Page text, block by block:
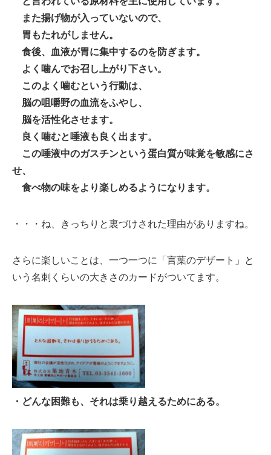
また揚げ物が入っていないので、
胃もたれがしません。
食後、血液が胃に集中するのを防ぎます。
よく噛んでお召し上がり下さい。
このよく噛むという行動は、
脳の咀嚼野の血流をふやし、
脳を活性化させます。
良く噛むと唾液も良く出ます。
この唾液中のガスチンという蛋白質が味覚を敏感にさ
せ、
食べ物の味をより楽しめるようになります。
・・・ね、きっちりと裏づけされた理由がありますね。
さらに楽しいことは、一つ一つに「言葉のデザート」と
いう名刺くらいの大きさのカードがついてます。
・どんな困難も、それは乗り越えるためにある。